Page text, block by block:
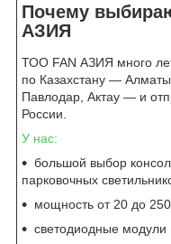
Почему
АЗИЯ
ТОО FAN АЗИЯ много
по Казахстану —
Павлодар, Актау — и
России.
У нас:
большой выбор
парковочных
мощность от 20 до
светодиодные модули